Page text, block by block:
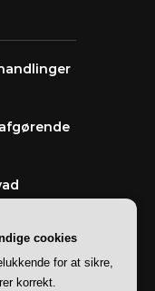
cookies
for at sikre,
korrekt.